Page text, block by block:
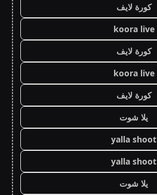
كورة لايف
koora live
كورة لايف
koora live
كورة لايف
يلا شوت
yalla shoot
yalla shoot
يلا شوت